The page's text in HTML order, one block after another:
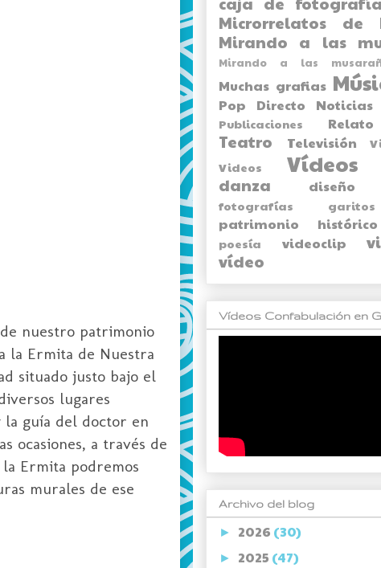
nuestro patrimonio
la Ermita de Nuestra
situado justo bajo el
lugares
la guía del doctor en
ocasiones, a través de
Ermita podremos
murales de ese
Microrrelatos de
Mirando a las
Mirando a las
Muchas grafias
Pop Directo Noticias
Publicaciones Relato
Teatro Televisión
Videos
Vídeos
danza diseño
fotografías garitos
patrimonio histórico
poesía videoclip
vídeo
Vídeos Confabulación en
Archivo del blog
► 2026 (30)
► 2025 (47)